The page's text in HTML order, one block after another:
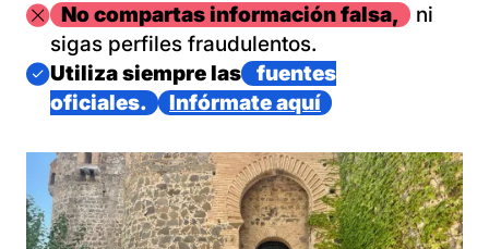
ImagenNo compartas información falsa,
ni
sigas perfiles fraudulentos.
Imagen
Utiliza siempre las
fuentes
oficiales.
Infórmate aquí